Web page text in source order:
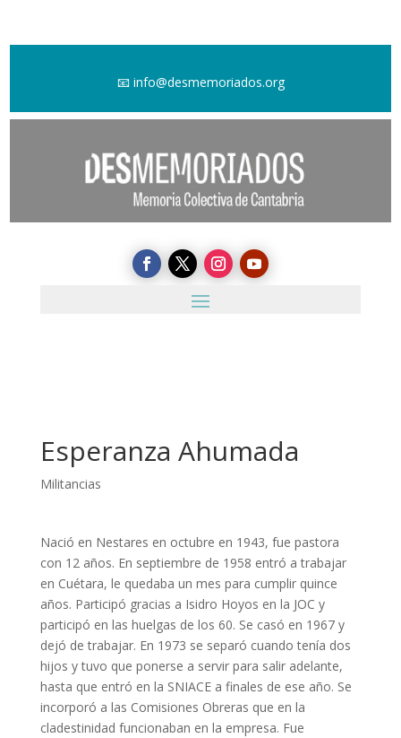
📧 info@desmemoriados.org
Esperanza Ahumada
Militancias
Nació en Nestares en octubre en 1943, fue pastora
con 12 años. En septiembre de 1958 entró a trabajar
en Cuétara, le quedaba un mes para cumplir quince
años. Participó gracias a Isidro Hoyos en la JOC y
participó en las huelgas de los 60. Se casó en 1967 y
dejó de trabajar. En 1973 se separó cuando tenía dos
hijos y tuvo que ponerse a servir para salir adelante,
hasta que entró en la SNIACE a finales de ese año. Se
incorporó a las Comisiones Obreras que en la
cladestinidad funcionaban en la empresa. Fue